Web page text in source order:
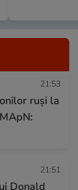
21:53
ruși la
21:51
Donald